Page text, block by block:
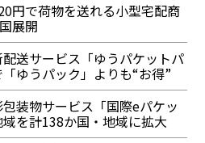
円で荷物を送れる小型宅配商
展開
送サービス「ゆうパケットパ
ゆうパック」よりも“お得”
装物サービス「国際eパケッ
を計138か国・地域に拡大